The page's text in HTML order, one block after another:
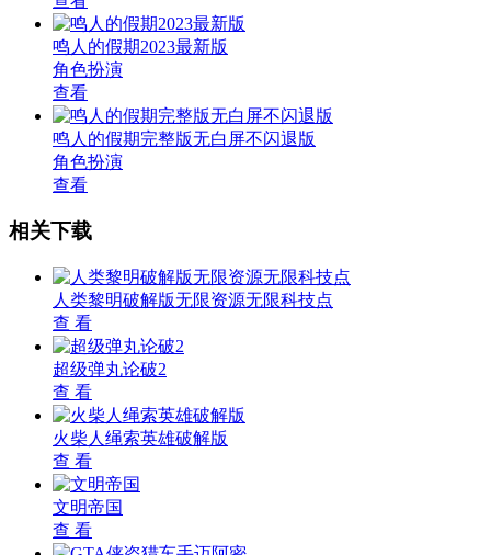
鸣人的假期2023最新版
角色扮演
查看
鸣人的假期完整版无白屏不闪退版
角色扮演
查看
相关下载
人类黎明破解版无限资源无限科技点
查 看
超级弹丸论破2
查 看
火柴人绳索英雄破解版
查 看
文明帝国
查 看